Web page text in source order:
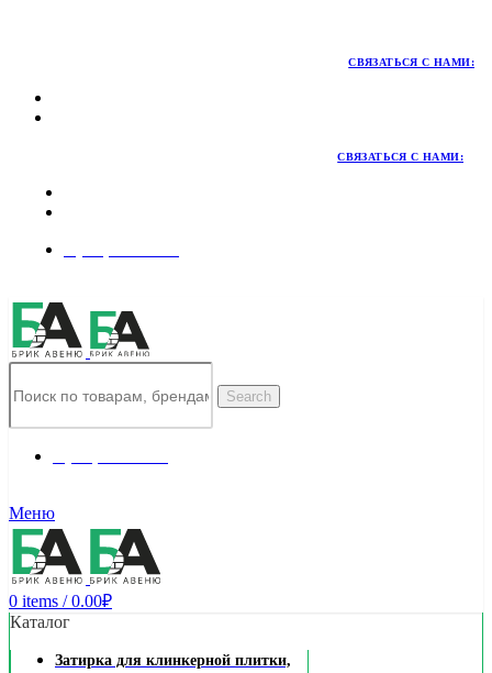
СВЯЗАТЬСЯ С НАМИ:
СВЯЗАТЬСЯ С НАМИ:
Search
Меню
0 items / 0.00₽
Каталог
Затирка для клинкерной плитки,